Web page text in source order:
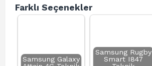
Farklı Seçenekler
Samsung Galaxy
Samsung Rugby
Smart I847